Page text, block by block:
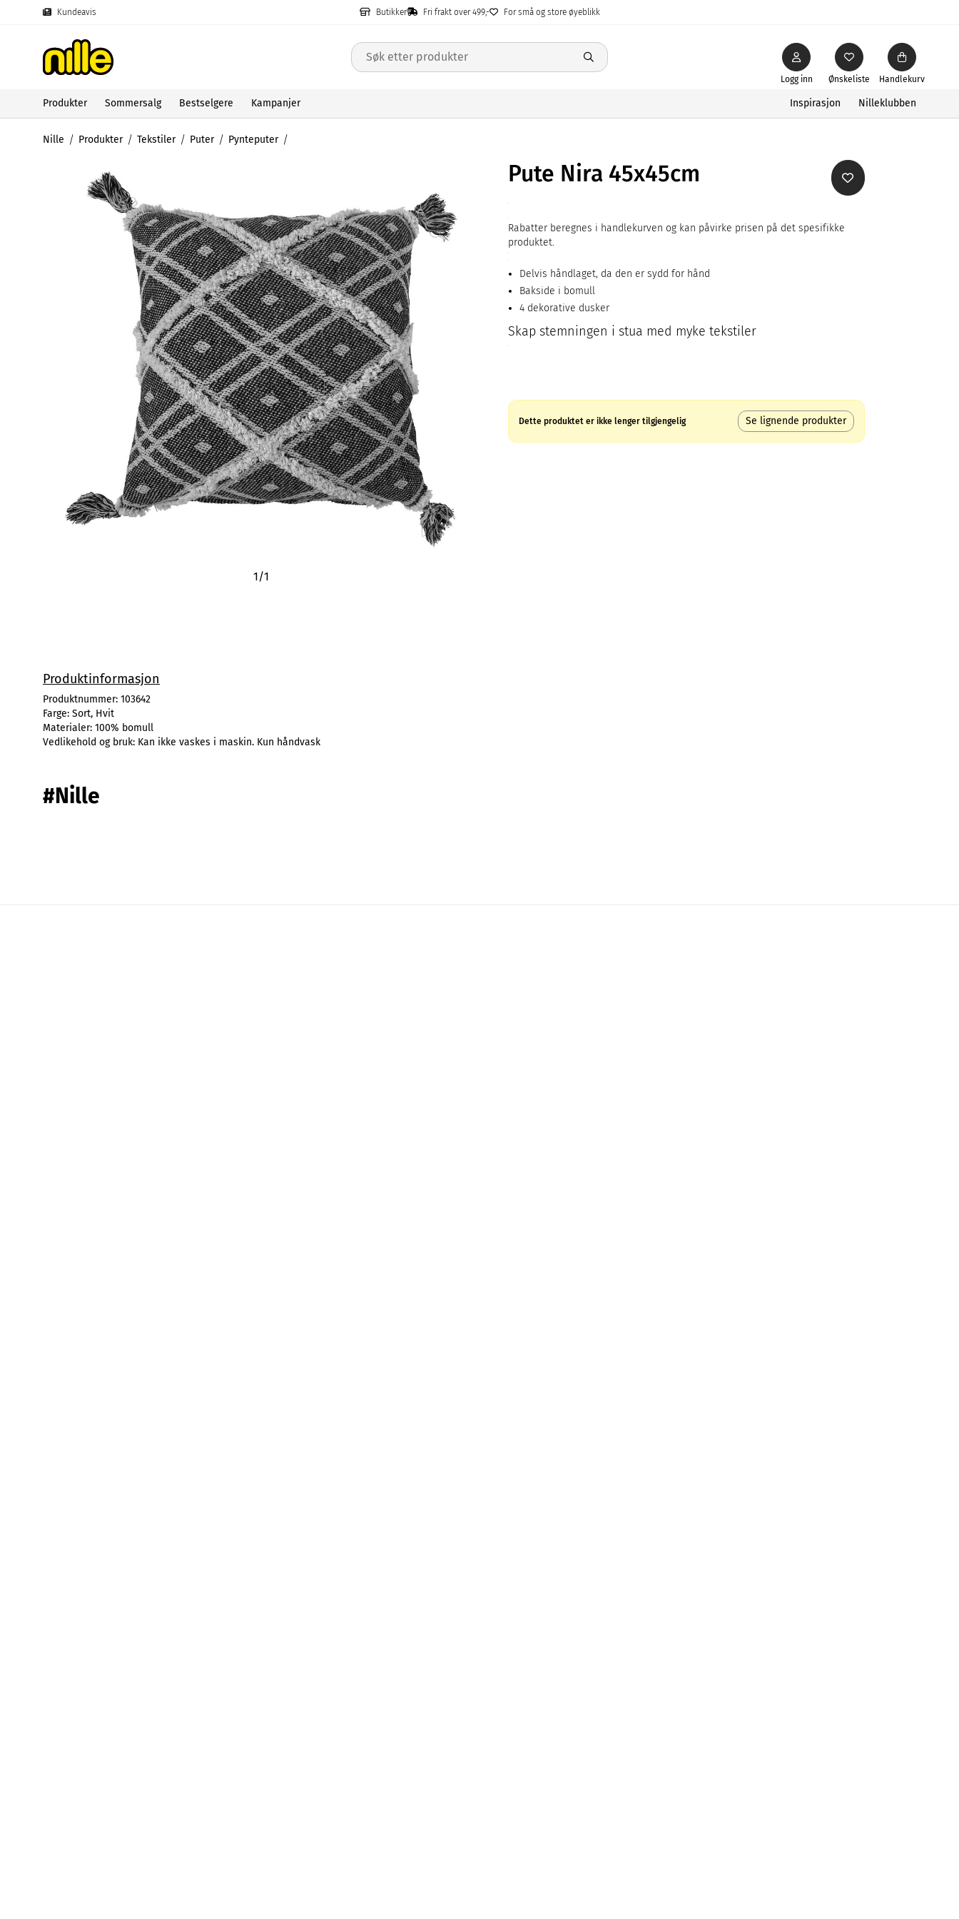
Kundeavis Butikker Fri frakt over 499,- For små og store øyeblikk
Ønskeliste
Logg inn Handlekurv
Produkter Sommersalg Bestselgere Kampanjer Inspirasjon Nilleklubben
Nille Produkter Tekstiler Puter Pynteputer
1/1
Pute Nira 45x45cm
Rabatter beregnes i handlekurven og kan påvirke prisen på det spesifikke
produktet.
Delvis håndlaget, da den er sydd for hånd
Bakside i bomull
4 dekorative dusker
Skap stemningen i stua med myke tekstiler
Dette produktet er ikke lenger tilgjengelig Se lignende produkter
Produktinformasjon
Produktnummer: 103642
Farge: Sort, Hvit
Materialer: 100% bomull
Vedlikehold og bruk: Kan ikke vaskes i maskin. Kun håndvask
#Nille